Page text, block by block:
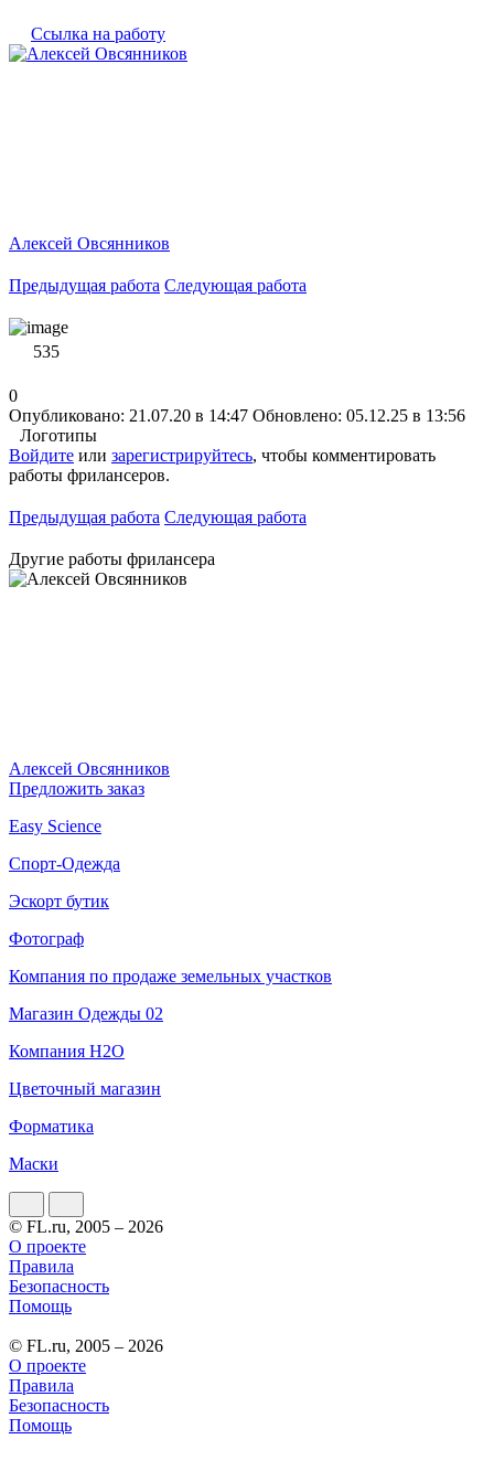
Ссылка на работу
Алексей Овсянников
Предыдущая работа Следующая работа
535
0
Опубликовано: 21.07.20 в 14:47 Обновлено: 05.12.25 в 13:56
Логотипы
Войдите или зарегистрируйтесь, чтобы комментировать
работы фрилансеров.
Предыдущая работа Следующая работа
Другие работы фрилансера
Алексей Овсянников
Предложить заказ
Easy Science
Спорт-Одежда
Эскорт бутик
Фотограф
Компания по продаже земельных участков
Магазин Одежды 02
Компания H2O
Цветочный магазин
Форматика
Маски
© FL.ru, 2005 – 2026
О проекте
Правила
Безопасность
Помощь
© FL.ru, 2005 – 2026
О проекте
Правила
Безопасность
Помощь